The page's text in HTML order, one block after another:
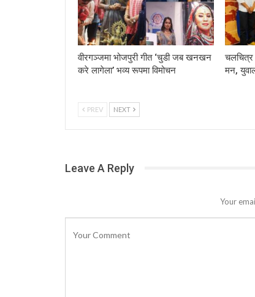
वीरगञ्जमा भोजपुरी गीत ‘चुडी जब खनखन
करे लागेला’ भव्य रूपमा विमोचन
चलचित्र
मन,
PREV NEXT
Leave A Reply
Your